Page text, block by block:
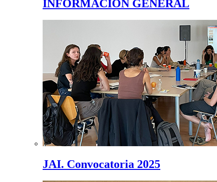
INFORMACIÓN GENERAL
JAI. Convocatoria 2025